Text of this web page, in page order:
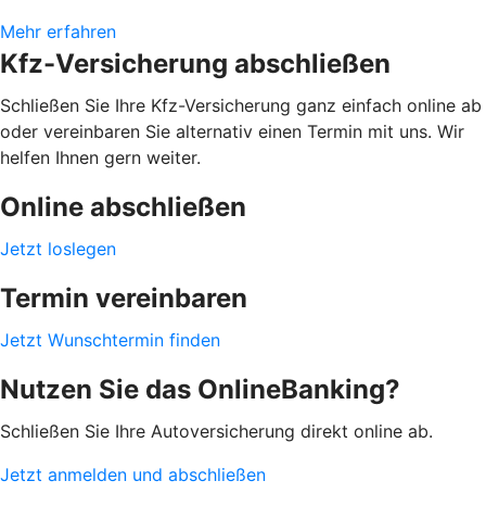
Mehr erfahren
Kfz-Versicherung abschließen
Schließen Sie Ihre Kfz-Versicherung ganz einfach online ab
oder vereinbaren Sie alternativ einen Termin mit uns. Wir
helfen Ihnen gern weiter.
Online abschließen
Jetzt loslegen
Termin vereinbaren
Jetzt Wunschtermin finden
Nutzen Sie das OnlineBanking?
Schließen Sie Ihre Autoversicherung direkt online ab.
Jetzt anmelden und abschließen